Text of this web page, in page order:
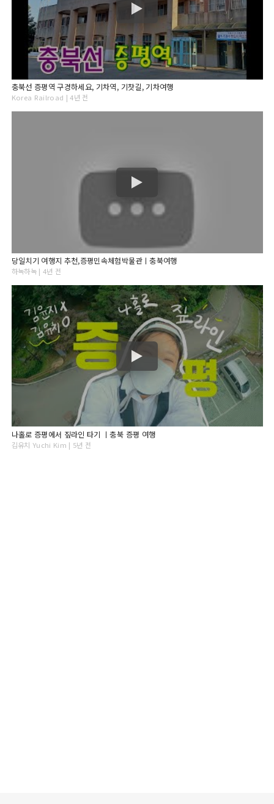
충북선 증평역 구경하세요, 기차역, 기찻길, 기차여행
Korea Railroad | 4년 전
당일치기 여행지 추천,증평민속체험박물관ㅣ충북여행
하녹하녹 | 4년 전
나홀로 증평에서 짚라인 타기 ㅣ충북 증평 여행
김유치 Yuchi Kim | 5년 전